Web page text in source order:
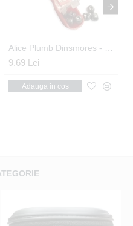
9.69 Lei
Adauga in cos